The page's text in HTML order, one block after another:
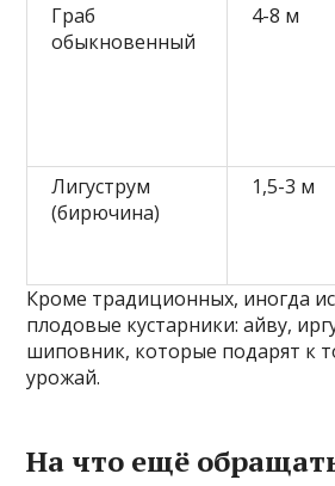
Граб
обыкновенный
4-8 м
Лигуструм
(бирючина)
1,5-3 м
Кроме традиционных, иногда
плодовые кустарники: айву,
шиповник, которые подарят к
урожай.
На что ещё